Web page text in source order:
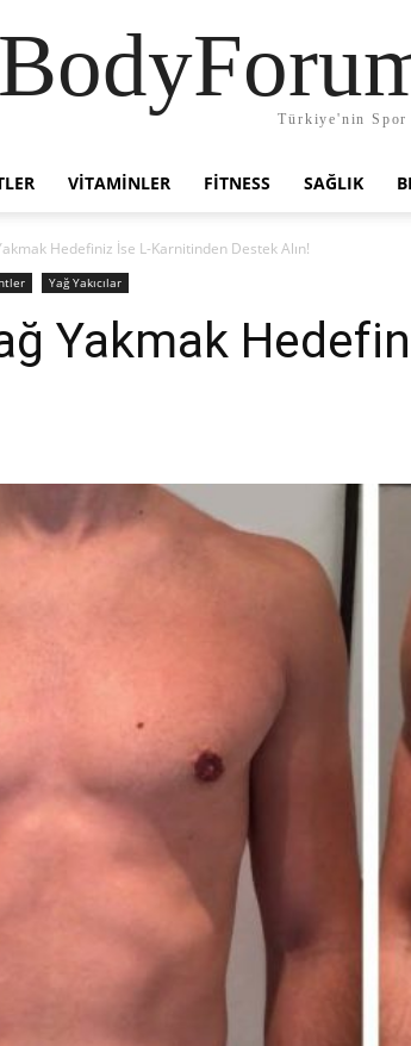
Türkiye'nin
VITAMINLER FITNESS SAĞLIK
Hedefiniz İse L-Karnitinden Destek Alın!
Yağ Yakıcılar
Yakmak